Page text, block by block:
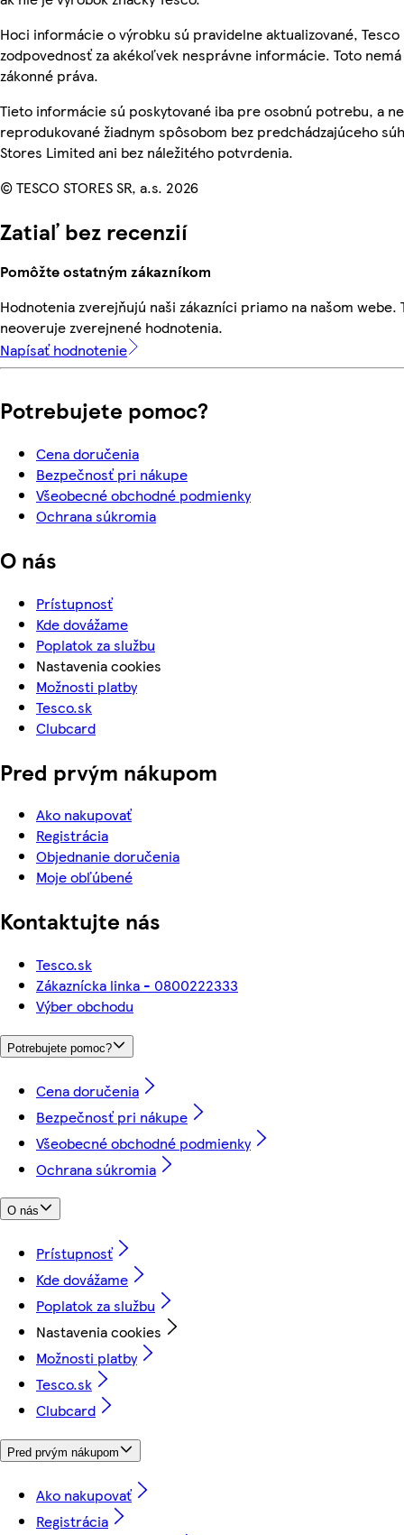
Hoci informácie o výrobku sú pravidelne aktualizované, Tesco
zodpovednosť za akékoľvek nesprávne informácie. Toto nemá
zákonné práva.
Tieto informácie sú poskytované iba pre osobnú potrebu, a
reprodukované žiadnym spôsobom bez predchádzajúceho
Stores Limited ani bez náležitého potvrdenia.
© TESCO STORES SR, a.s. 2026
Zatiaľ bez recenzií
Pomôžte ostatným zákazníkom
Hodnotenia zverejňujú naši zákazníci priamo na našom webe.
neoveruje zverejnené hodnotenia.
Napísať hodnotenie
Potrebujete pomoc?
Cena doručenia
Bezpečnosť pri nákupe
Všeobecné obchodné podmienky
Ochrana súkromia
O nás
Prístupnosť
Kde dovážame
Poplatok za službu
Nastavenia cookies
Možnosti platby
Tesco.sk
Clubcard
Pred prvým nákupom
Ako nakupovať
Registrácia
Objednanie doručenia
Moje obľúbené
Kontaktujte nás
Tesco.sk
Zákaznícka linka - 0800222333
Výber obchodu
Potrebujete pomoc?
Cena doručenia
Bezpečnosť pri nákupe
Všeobecné obchodné podmienky
Ochrana súkromia
O nás
Prístupnosť
Kde dovážame
Poplatok za službu
Nastavenia cookies
Možnosti platby
Tesco.sk
Clubcard
Pred prvým nákupom
Ako nakupovať
Registrácia